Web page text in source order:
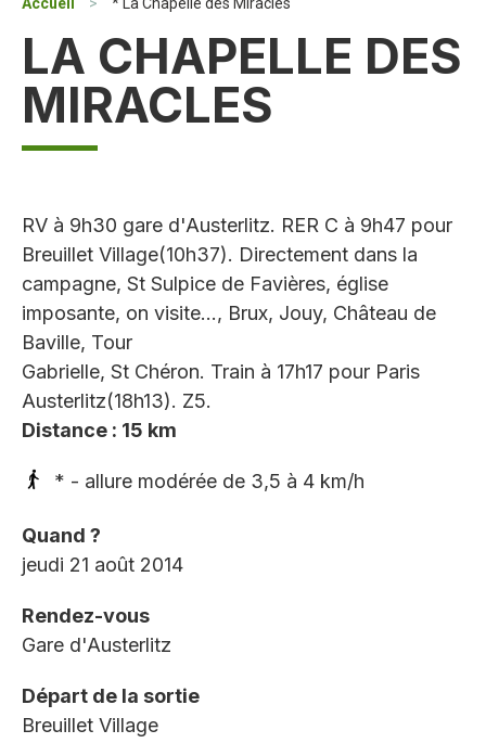
Accueil > * La Chapelle des Miracles
LA CHAPELLE DES
MIRACLES
RV à 9h30 gare d'Austerlitz. RER C à 9h47 pour
Breuillet Village(10h37). Directement dans la
campagne, St Sulpice de Favières, église
imposante, on visite..., Brux, Jouy, Château de
Baville, Tour
Gabrielle, St Chéron. Train à 17h17 pour Paris
Austerlitz(18h13). Z5.
Distance : 15 km
* - allure modérée de 3,5 à 4 km/h
Quand ?
jeudi 21 août 2014
Rendez-vous
Gare d'Austerlitz
Départ de la sortie
Breuillet Village